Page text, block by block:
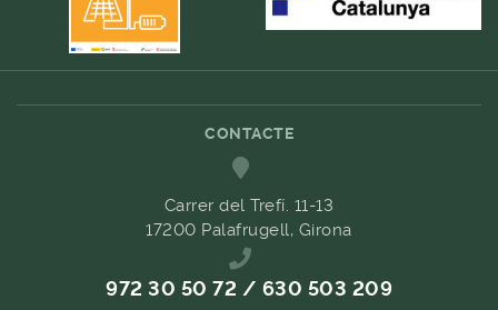
CONTACTE
Carrer del Trefí. 11-13
17200 Palafrugell, Girona
972 30 50 72 / 630 503 209